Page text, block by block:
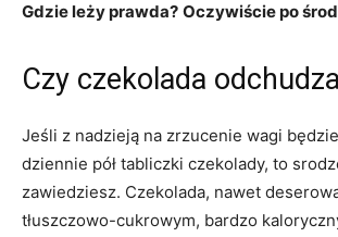
Gdzie leży prawda? Oczywiście po
Czy czekolada
Jeśli z nadzieją na zrzucenie wagi
dziennie pół tabliczki czekolady, to
zawiedziesz. Czekolada, nawet
tłuszczowo-cukrowym, bardzo